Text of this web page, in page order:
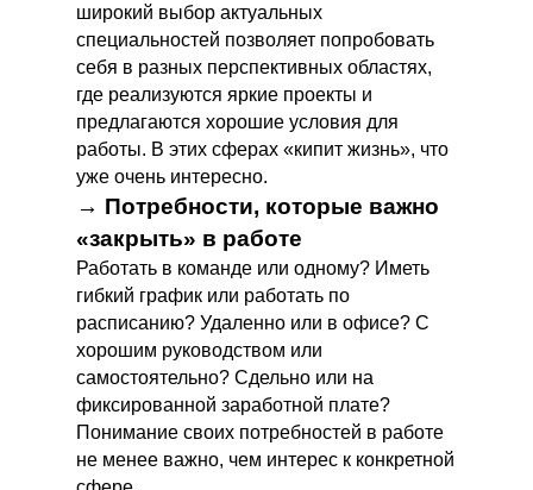
широкий выбор актуальных
специальностей позволяет попробовать
себя в разных перспективных областях,
где реализуются яркие проекты и
предлагаются хорошие условия для
работы. В этих сферах «кипит жизнь», что
уже очень интересно.
→ Потребности, которые важно
«закрыть» в работе
Работать в команде или одному? Иметь
гибкий график или работать по
расписанию? Удаленно или в офисе? С
хорошим руководством или
самостоятельно? Сдельно или на
фиксированной заработной плате?
Понимание своих потребностей в работе
не менее важно, чем интерес к конкретной